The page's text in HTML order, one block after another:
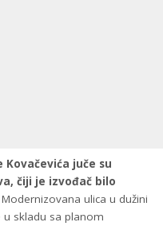
juče su
čiji je izvođač bilo
Modernizovana ulica u dužini
skladu sa planom